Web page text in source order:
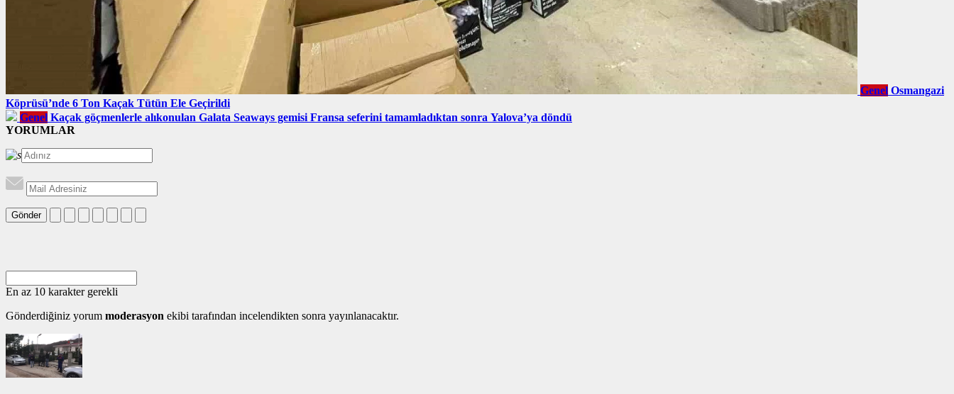
Genel Osmangazi
Köprüsü’nde 6 Ton Kaçak Tütün Ele Geçirildi
Genel Kaçak göçmenlerle alıkonulan Galata Seaways gemisi Fransa seferini tamamladıktan sonra Yalova’ya döndü
YORUMLAR
Gönder
En az 10 karakter gerekli
Gönderdiğiniz yorum moderasyon ekibi tarafından incelendikten sonra yayınlanacaktır.